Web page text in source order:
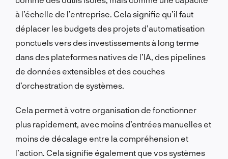
à l’échelle de l’entreprise. Cela signifie qu’il faut
déplacer les budgets des projets d’automatisation
ponctuels vers des investissements à long terme
dans des plateformes natives de l’IA, des pipelines
de données extensibles et des couches
d’orchestration de systèmes.
Cela permet à votre organisation de fonctionner
plus rapidement, avec moins d’entrées manuelles et
moins de décalage entre la compréhension et
l’action. Cela signifie également que vos systèmes